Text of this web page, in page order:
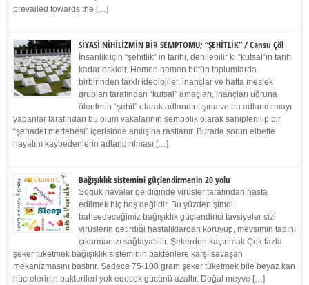
prevailed towards the […]
SİYASİ NİHİLİZMİN BİR SEMPTOMU; “ŞEHİTLİK” / Cansu Çöl
İnsanlık için “şehitlik” in tarihi, denilebilir ki “kutsal”ın tarihi
kadar eskidir. Hemen hemen bütün toplumlarda
birbirinden farklı ideolojiler, inançlar ve hatta meslek
grupları tarafından “kutsal” amaçları, inançları uğruna
ölenlerin “şehit” olarak adlandırılışına ve bu adlandırmayı
yapanlar tarafından bu ölüm vakalarının sembolik olarak sahiplenilip bir
“şehadet mertebesi” içerisinde anılışına rastlanır. Burada sorun elbette
hayatını kaybedenlerin adlandırılması […]
Bağışıklık sistemini güçlendirmenin 20 yolu
Soğuk havalar geldiğinde virüsler tarafından hasta
edilmek hiç hoş değildir. Bu yüzden şimdi
bahsedeceğimiz bağışıklık güçlendirici tavsiyeler sizi
virüslerin getirdiği hastalıklardan koruyup, mevsimin tadını
çıkarmanızı sağlayabilir. Şekerden kaçınmak Çok fazla
şeker tüketmek bağışıklık sisteminin bakterilere karşı savaşan
mekanizmasını bastırır. Sadece 75-100 gram şeker tüketmek bile beyaz kan
hücrelerinin bakterileri yok edecek gücünü azaltır. Doğal meyve […]